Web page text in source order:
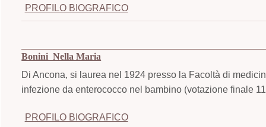
PROFILO BIOGRAFICO
Bonini Nella Maria
Di Ancona, si laurea nel 1924 presso la Facoltà di
infezione da enterococco nel bambino (votazione finale
PROFILO BIOGRAFICO